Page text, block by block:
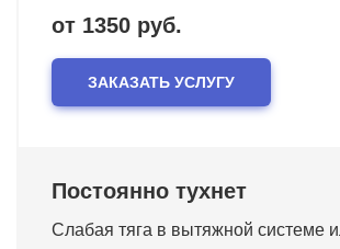
от 1350 руб.
ЗАКАЗАТЬ УСЛУГУ
Постоянно тухнет
Слабая тяга в вытяжной системе